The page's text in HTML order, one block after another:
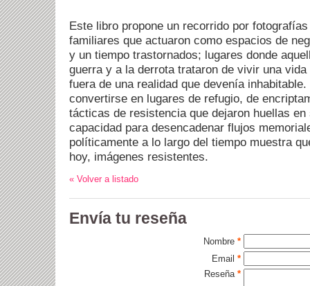
Este libro propone un recorrido por
familiares que actuaron como espacios de
y un tiempo trastornados; lugares donde
guerra y a la derrota trataron de vivir una
fuera de una realidad que devenía
convertirse en lugares de refugio, de
tácticas de resistencia que dejaron huellas
capacidad para desencadenar flujos
políticamente a lo largo del tiempo muestra
hoy, imágenes resistentes.
« Volver a listado
Envía tu reseña
Nombre *
Email *
Reseña *